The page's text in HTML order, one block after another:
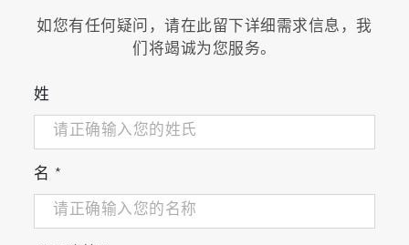
如您有任何疑问，请在此留下详细需求信息，我
们将竭诚为您服务。
姓
名 *